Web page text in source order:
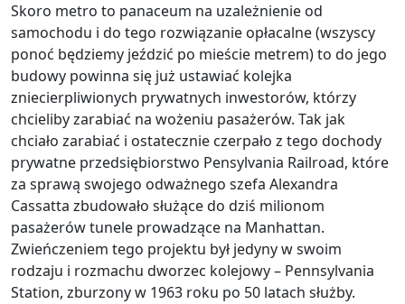
Skoro metro to panaceum na uzależnienie od
samochodu i do tego rozwiązanie opłacalne (wszyscy
ponoć będziemy jeździć po mieście metrem) to do jego
budowy powinna się już ustawiać kolejka
zniecierpliwionych prywatnych inwestorów, którzy
chcieliby zarabiać na wożeniu pasażerów. Tak jak
chciało zarabiać i ostatecznie czerpało z tego dochody
prywatne przedsiębiorstwo Pensylvania Railroad, które
za sprawą swojego odważnego szefa Alexandra
Cassatta zbudowało służące do dziś milionom
pasażerów tunele prowadzące na Manhattan.
Zwieńczeniem tego projektu był jedyny w swoim
rodzaju i rozmachu dworzec kolejowy – Pennsylvania
Station, zburzony w 1963 roku po 50 latach służby.